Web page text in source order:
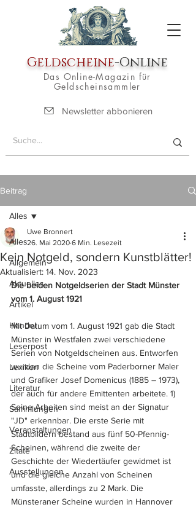
Geldscheine-Online
Das Online-Magazin für
Geldscheinsammler
Newsletter abbonieren
Beitrag
Alles
Allgemein
Aktuelles
Artikel
Handel
Leserpost
Lexikon
Literatur
Sammlungen
Veranstaltungen
Zitate
Ausstellungen
Alles
Kein Notgeld, sondern Kunstblätter!
Uwe Bronnert
26. Mai 2020 6 Min. Lesezeit
Aktualisiert: 14. Nov. 2023
Die beiden Notgeldserien der Stadt Münster
vom 1. August 1921
Mit Datum vom 1. August 1921 gab die Stadt
Münster in Westfalen zwei verschiedene
Serien von Notgeldscheinen aus. Entworfen
wurden die Scheine vom Paderborner Maler
und Grafiker Josef Domenicus (1885 – 1973),
der auch für andere Emittenten arbeitete. 1)
Seine Arbeiten sind meist an der Signatur
"JD" erkennbar. Die erste Serie mit
Stadtbildern bestand aus fünf 50-Pfennig-
Scheinen, während die zweite der
Geschichte der Wiedertäufer gewidmet ist
und die gleiche Anzahl von Scheinen
umfasste, allerdings zu 2 Mark. Die
Münsteraner Scheine wurden in Hannover